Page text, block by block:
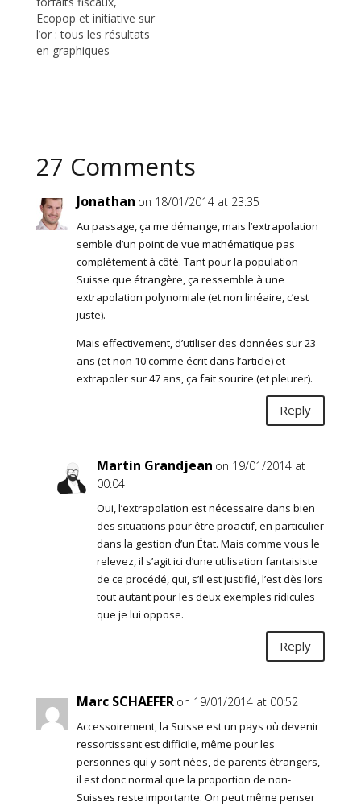
Ecopop et initiative sur
l’or : tous les résultats
en graphiques
27 Comments
Jonathan on 18/01/2014 at 23:35
Au passage, ça me démange, mais l’extrapolation
semble d’un point de vue mathématique pas
complètement à côté. Tant pour la population
Suisse que étrangère, ça ressemble à une
extrapolation polynomiale (et non linéaire, c’est
juste).
Mais effectivement, d’utiliser des données sur 23
ans (et non 10 comme écrit dans l’article) et
extrapoler sur 47 ans, ça fait sourire (et pleurer).
Reply
Martin Grandjean on 19/01/2014 at
00:04
Oui, l’extrapolation est nécessaire dans bien
des situations pour être proactif, en particulier
dans la gestion d’un État. Mais comme vous le
relevez, il s’agit ici d’une utilisation fantaisiste
de ce procédé, qui, s’il est justifié, l’est dès lors
tout autant pour les deux exemples ridicules
que je lui oppose.
Reply
Marc SCHAEFER on 19/01/2014 at 00:52
Accessoirement, la Suisse est un pays où devenir
ressortissant est difficile, même pour les
personnes qui y sont nées, de parents étrangers,
il est donc normal que la proportion de non-
Suisses reste importante. On peut même penser